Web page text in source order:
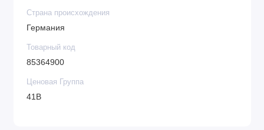
Страна происхождения
Германия
Товарный код
85364900
Ценовая Группа
41B